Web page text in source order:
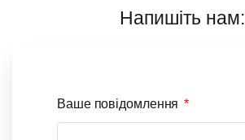
Напишіть нам:
Ваше повідомлення